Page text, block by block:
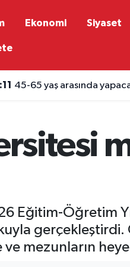
Ekonomi Siyaset
45-65 yaş arasında
Eğitim-Öğretim
mezunların